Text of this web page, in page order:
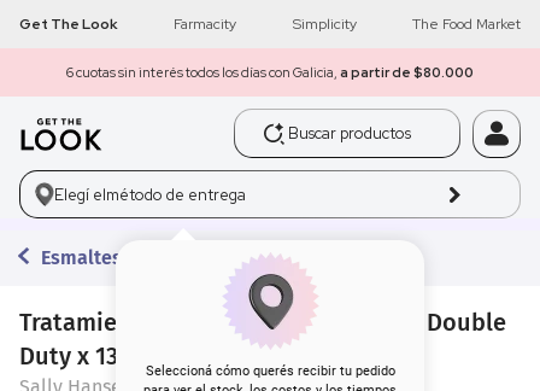
Get The Look Farmacity Simplicity The Food Market
6 cuotas sin interés todos los días con Galicia, a partir de $80.000
Buscar productos
Elegí elmétodo de entrega
Seleccioná cómo querés recibir tu pedido
Esmaltes
Tratamiento para Uñas Sally Hansen Double
Duty x 13,3 ml
get the look
máscara pestañas
3. loreal
4. brochas
corrector